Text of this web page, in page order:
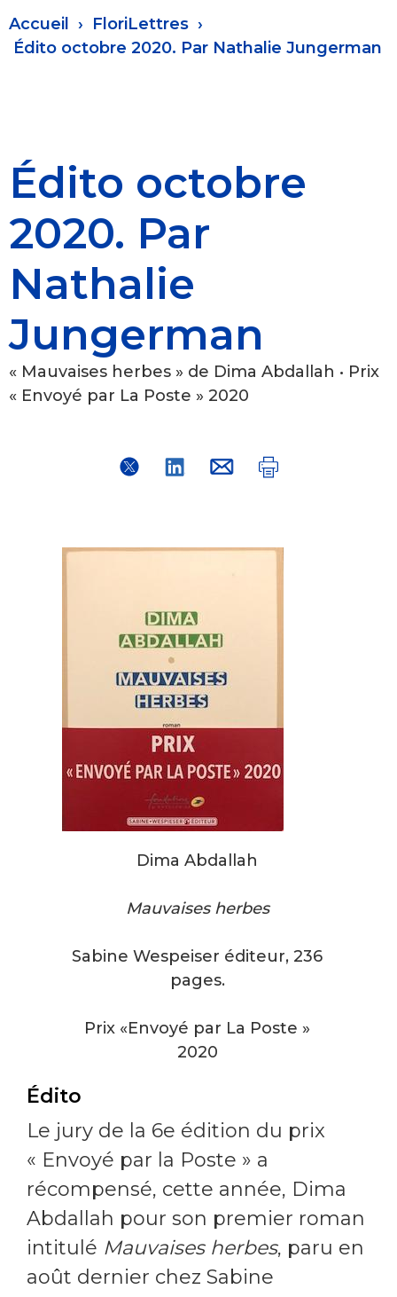
Fil
d'Ariane
Accueil
FloriLettres
Édito octobre 2020. Par Nathalie Jungerman
Édito octobre
2020. Par
Nathalie
Jungerman
« Mauvaises herbes » de Dima Abdallah • Prix
« Envoyé par La Poste » 2020
Édito
Le jury de la 6e édition du prix
« Envoyé par la Poste » a
récompensé, cette année, Dima
Abdallah pour son premier roman
intitulé Mauvaises herbes, paru en
août dernier chez Sabine
Dima Abdallah
Mauvaises herbes
Sabine Wespeiser éditeur, 236
pages.
Prix «Envoyé par La Poste »
2020